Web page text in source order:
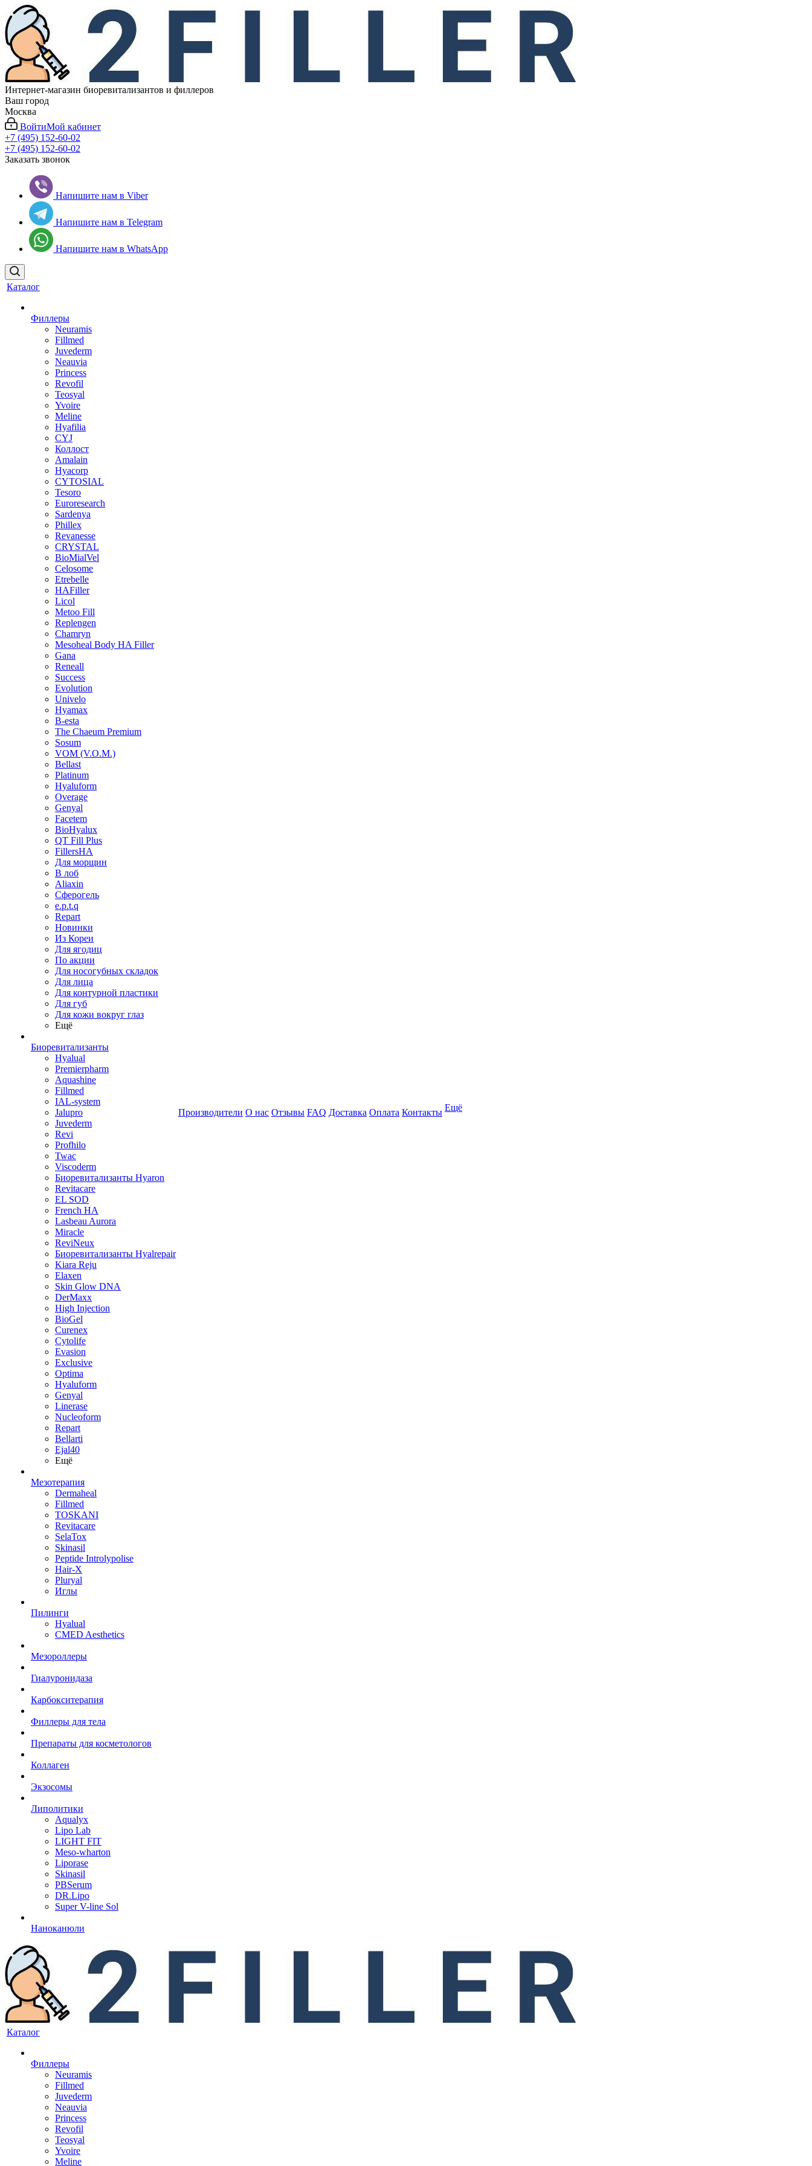
Интернет-магазин биоревитализантов и филлеров
Ваш город
Москва
ВойтиМой кабинет
+7 (495) 152-60-02
+7 (495) 152-60-02
Заказать звонок
Напишите нам в Viber
Напишите нам в Telegram
Напишите нам в WhatsApp
Каталог
Филлеры
Neuramis
Fillmed
Juvederm
Neauvia
Princess
Revofil
Teosyal
Yvoire
Meline
Hyafilia
CYJ
Коллост
Amalain
Hyacorp
CYTOSIAL
Tesoro
Euroresearch
Sardenya
Phillex
Revanesse
CRYSTAL
BioMialVel
Celosome
Etrebelle
HAFiller
Licol
Metoo Fill
Replengen
Chamryn
Mesoheal Body HA Filler
Gana
Reneall
Success
Evolution
Univelo
Hyamax
B-esta
The Chaeum Premium
Sosum
VOM (V.O.M.)
Bellast
Platinum
Hyaluform
Overage
Genyal
Facetem
BioHyalux
QT Fill Plus
FillersHA
Для морщин
В лоб
Aliaxin
Сферогель
e.p.t.q
Repart
Новинки
Из Кореи
Для ягодиц
По акции
Для носогубных складок
Для лица
Для контурной пластики
Для губ
Для кожи вокруг глаз
Ещё
Биоревитализанты
Hyalual
Premierpharm
Aquashine
Fillmed
IAL-system
Jalupro
Juvederm
Revi
Profhilo
Twac
Viscoderm
Биоревитализанты Hyaron
Revitacare
EL SOD
French HA
Lasbeau Aurora
Miracle
ReviNeux
Биоревитализанты Hyalrepair
Kiara Reju
Elaxen
Skin Glow DNA
DerMaxx
High Injection
BioGel
Curenex
Cytolife
Evasion
Exclusive
Optima
Hyaluform
Genyal
Linerase
Nucleoform
Repart
Bellarti
Ejal40
Ещё
Мезотерапия
Dermaheal
Fillmed
TOSKANI
Revitacare
SelaTox
Skinasil
Peptide Introlypolise
Hair-X
Pluryal
Иглы
Пилинги
Hyalual
CMED Aesthetics
Мезороллеры
Гиалуронидаза
Карбокситерапия
Филлеры для тела
Препараты для косметологов
Коллаген
Экзосомы
Липолитики
Aqualyx
Lipo Lab
LIGHT FIT
Meso-wharton
Liporase
Skinasil
PBSerum
DR.Lipo
Super V-line Sol
Наноканюли
Производители О нас Отзывы FAQ Доставка Оплата Контакты Ещё
Каталог
Филлеры
Neuramis
Fillmed
Juvederm
Neauvia
Princess
Revofil
Teosyal
Yvoire
Meline